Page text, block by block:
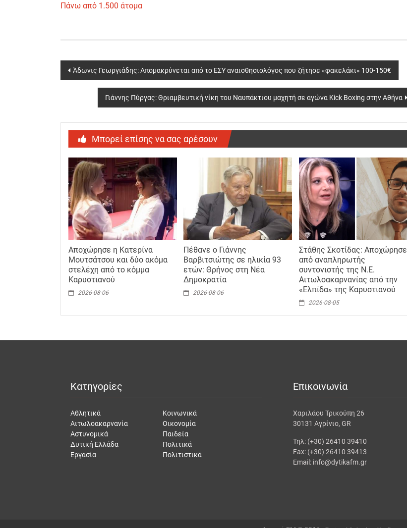
Πάνω από 1.500 άτομα
Post
navigation
Άδωνις Γεωργιάδης: Απομακρύνεται από το ΕΣΥ αναισθησιολόγος που ζήτησε «φακελάκι» 100-150€
Γιάννης Πύργας: Θριαμβευτική νίκη του Ναυπάκτιου μαχητή σε αγώνα Kick Boxing στην Αθήνα
Μπορεί επίσης να σας αρέσουν
Αποχώρησε η Κατερίνα
Μουτσάτσου και δύο ακόμα
στελέχη από το κόμμα
Καρυστιανού
2026-08-06
Πέθανε ο Γιάννης
Βαρβιτσιώτης σε ηλικία 93
ετών: Θρήνος στη Νέα
Δημοκρατία
2026-08-06
Στάθης Σκοτίδας: Αποχώρησε
από αναπληρωτής
συντονιστής της Ν.Ε.
Αιτωλοακαρνανίας από την
«Ελπίδα» της Καρυστιανού
2026-08-05
Κατηγορίες
Αθλητικά
Αιτωλοακαρνανία
Αστυνομικά
Δυτική Ελλάδα
Εργασία
Κοινωνικά
Οικονομία
Παιδεία
Πολιτικά
Πολιτιστικά
Επικοινωνία
Χαριλάου Τρικούπη 26
30131 Αγρίνιο, GR
Τηλ: (+30) 26410 39410
Fax: (+30) 26410 39413
Email: info@dytikafm.gr